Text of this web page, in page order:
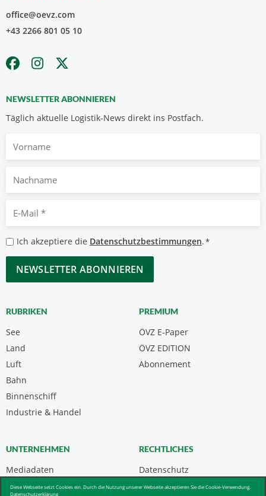
Diese Webseite setzt Cookies ein. Durch die Nutzung unserer Webseite akzeptieren Sie die Cookie-Verwendung.
Datenschutzerklärung
office@oevz.com
+43 2266 801 05 10
NEWSLETTER ABONNIEREN
Täglich aktuelle Logistik-News direkt ins Postfach.
Vorname
Nachname
Mail
*
Datenschutzbestimmungen
*
Ich akzeptiere die Datenschutzbestimmungen.*
CAPTCHA
RUBRIKEN
See
Land
Luft
Bahn
Binnenschiff
Industrie & Handel
PREMIUM
ÖVZ E-Paper
Abonnement
ÖVZ EDITION
UNTERNEHMEN
Mediadaten
Kontakt
RECHTLICHES
Datenschutz
Impressum